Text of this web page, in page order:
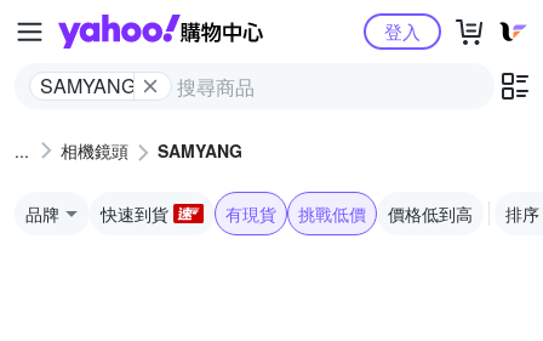
Yahoo購物中心
SAMYANG
登入
相機鏡頭 SAMYANG
品牌 快速到貨 有現貨 挑戰低價 價格低到高 排序